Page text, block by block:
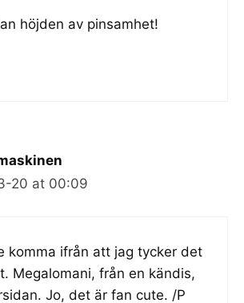
höjden av pinsamhet!
20 at 00:09
komma ifrån att jag tycker det
Megalomani, från en kändis,
Jo, det är fan cute. /P